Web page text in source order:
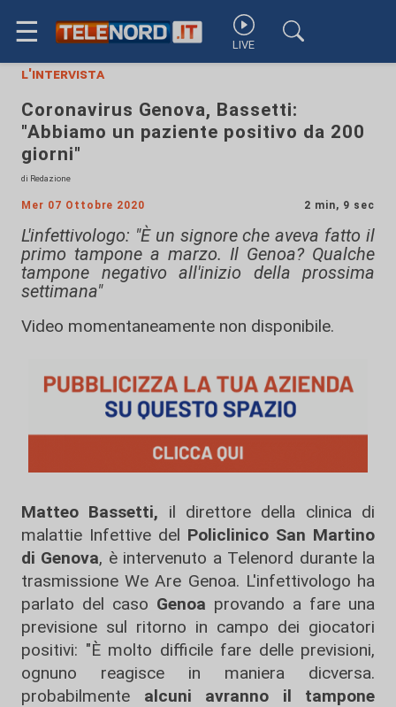
☰ LIVE
l'intervista
Coronavirus Genova, Bassetti:
"Abbiamo un paziente positivo da 200
giorni"
di Redazione
Mer 07 Ottobre 2020 2 min, 9 sec
L'infettivologo: "È un signore che aveva fatto il
primo tampone a marzo. Il Genoa? Qualche
tampone negativo all'inizio della prossima
settimana"
Video momentaneamente non disponibile.
Matteo Bassetti, il direttore della clinica di
malattie Infettive del Policlinico San Martino
di Genova, è intervenuto a Telenord durante la
trasmissione We Are Genoa. L'infettivologo ha
parlato del caso Genoa provando a fare una
previsione sul ritorno in campo dei giocatori
positivi: "È molto difficile fare delle previsioni,
ognuno reagisce in maniera dicversa.
probabilmente alcuni avranno il tampone